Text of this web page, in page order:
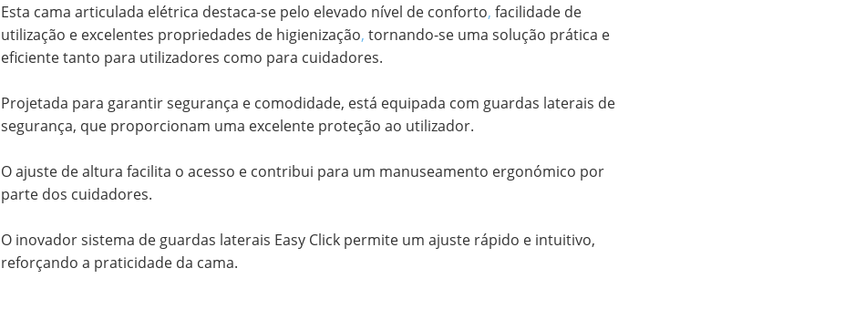
Esta cama articulada elétrica destaca-se pelo elevado nível de conforto, facilidade de
utilização e excelentes propriedades de higienização, tornando-se uma solução prática e
eficiente tanto para utilizadores como para cuidadores.
Projetada para garantir segurança e comodidade, está equipada com guardas laterais de
segurança, que proporcionam uma excelente proteção ao utilizador.
O ajuste de altura facilita o acesso e contribui para um manuseamento ergonómico por
parte dos cuidadores.
O inovador sistema de guardas laterais Easy Click permite um ajuste rápido e intuitivo,
reforçando a praticidade da cama.